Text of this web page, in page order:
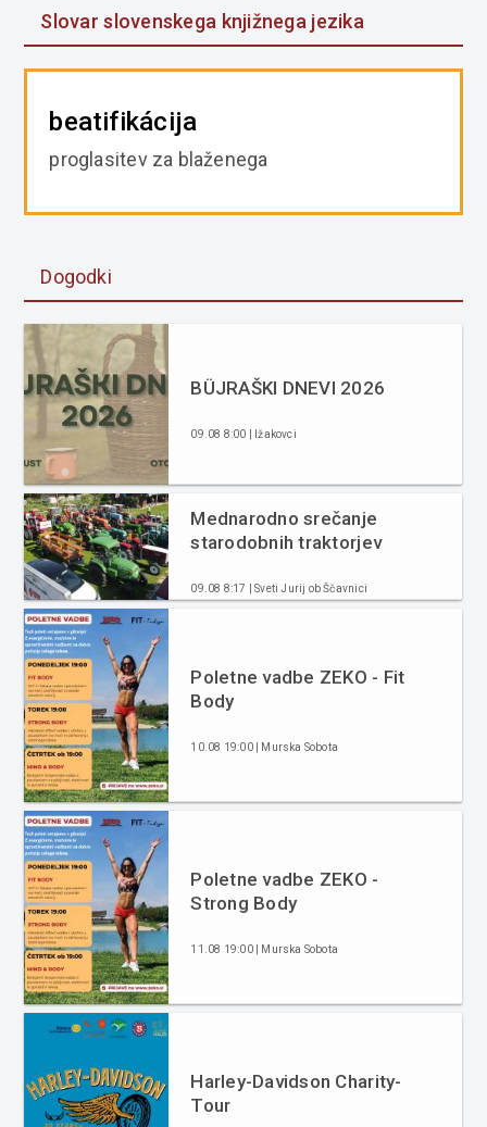
Slovar slovenskega knjižnega jezika
beatifikácija
proglasitev za blaženega
Dogodki
BÜJRAŠKI DNEVI 2026
09.08 8:00 | Ižakovci
Mednarodno srečanje
starodobnih traktorjev
09.08 8:17 | Sveti Jurij ob Ščavnici
Poletne vadbe ZEKO - Fit
Body
10.08 19:00 | Murska Sobota
Poletne vadbe ZEKO -
Strong Body
11.08 19:00 | Murska Sobota
Harley-Davidson Charity-
Tour